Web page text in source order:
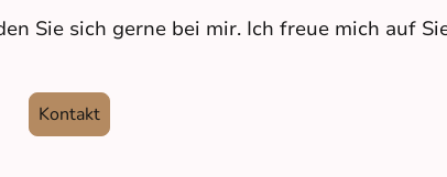
Sie sich gerne bei mir. Ich freue mich auf
Kontakt